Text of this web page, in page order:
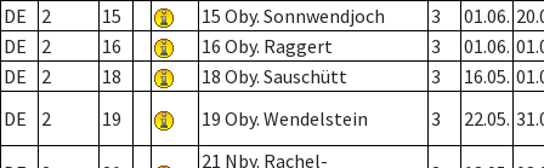
DE
2 15 15 Oby. Sonnwendjoch 3 01.06.
DE
2 16 16 Oby. Raggert 3 01.06.
DE
2 18 18 Oby. Sauschütt 3 16.05.
DE
2 19 19 Oby. Wendelstein 3 22.05.
21 Nby. Rachel-